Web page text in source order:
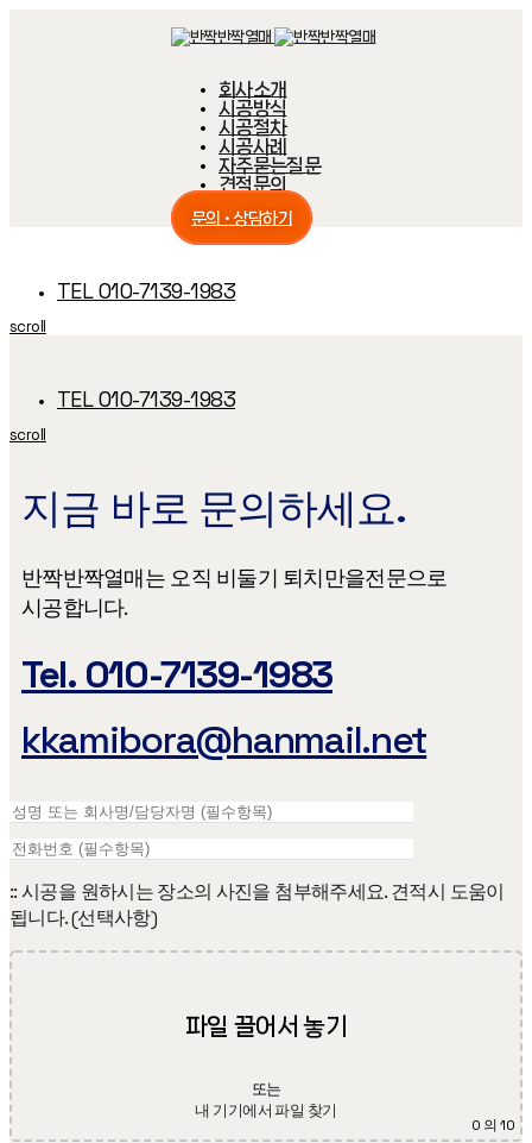
회사소개
시공방식
시공절차
시공사례
자주묻는질문
견적문의
문의 · 상담하기
TEL 010-7139-1983
scroll
TEL 010-7139-1983
scroll
지금 바로 문의하세요.
반짝반짝열매는 오직 비둘기 퇴치만을​ 전문으로
시공합니다.
Tel. 010-7139-1983
kkamibora@hanmail.net
:: 시공을 원하시는 장소의 사진을 첨부해주세요. 견적시 도움이
됩니다. (선택사항)
파일 끌어서 놓기
또는
내 기기에서 파일 찾기
0 의 10